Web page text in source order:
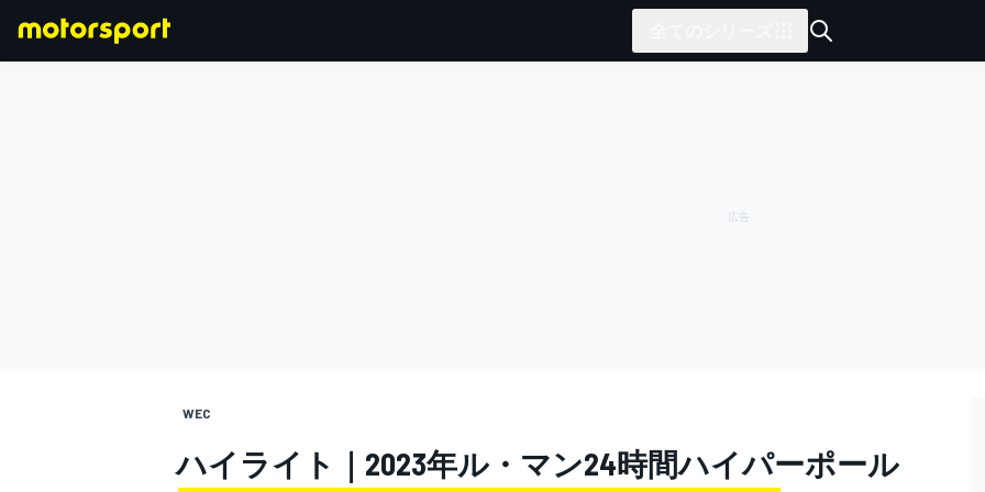
WEC
ハイライト｜2023年ル・マン24時間ハイパーポール